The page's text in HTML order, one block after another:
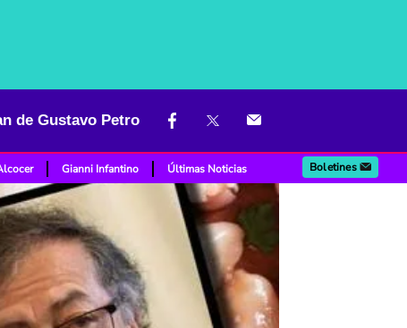
de Gustavo Petro
Gianni Infantino Últimas Noticias Boletines